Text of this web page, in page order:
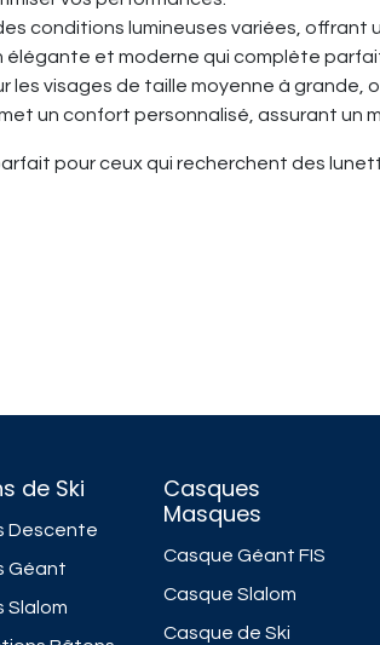
conditions lumineuses variées, offrant
élégante et moderne qui complète
les visages de taille moyenne à
un confort personnalisé, assurant un
pour ceux qui recherchent des
de Ski
Descente
Géant
Slalom
Casques
Masques
Casque Géant FIS
Casque Slalom
Casque de Ski